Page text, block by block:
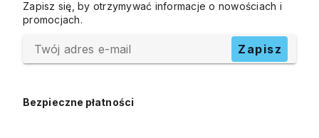
Zapisz się, by otrzymywać informacje o nowościach i
promocjach.
Twój adres e-mail Zapisz
Bezpieczne płatności